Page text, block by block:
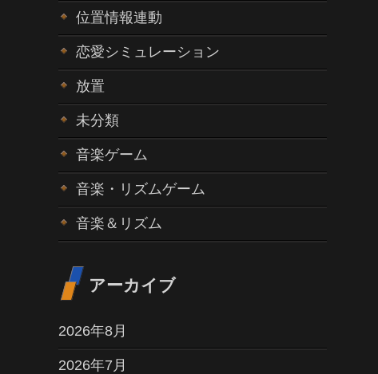
位置情報連動
恋愛シミュレーション
放置
未分類
音楽ゲーム
音楽・リズムゲーム
音楽＆リズム
アーカイブ
2026年8月
2026年7月